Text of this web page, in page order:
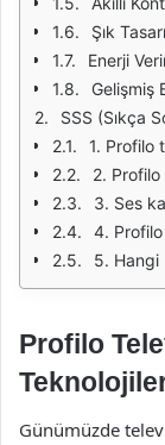
Şık
Enerji
Gelişmiş
SSS (Sıkça
1. Profilo
2. Profilo
3. Ses
4. Profilo
5. Hangi
Profilo
Günümüzde